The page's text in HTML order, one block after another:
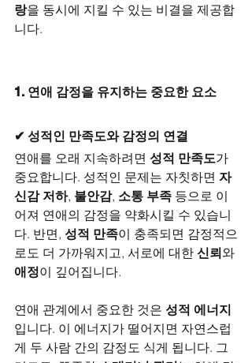
랑을 동시에 지킬 수 있는 비결을 제공합
니다.
1. 연애 감정을 유지하는 중요한 요소
✔ 성적인 만족도와 감정의 연결
연애를 오래 지속하려면 성적 만족도가
중요합니다. 성적인 문제는 자칫하면 자
신감 저하, 불안감, 소통 부족 등으로 이
어져 연애의 감정을 약화시킬 수 있습니
다. 반면, 성적 만족이 충족되면 감정적으
로도 더 가까워지고, 서로에 대한 신뢰와
애정이 깊어집니다.
연애 관계에서 중요한 것은 성적 에너지
입니다. 이 에너지가 떨어지면 자연스럽
게 두 사람 간의 감정도 식게 됩니다. 그